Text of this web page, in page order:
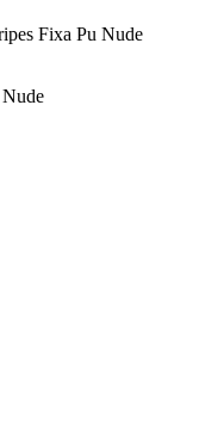
Fixa Pu Nude